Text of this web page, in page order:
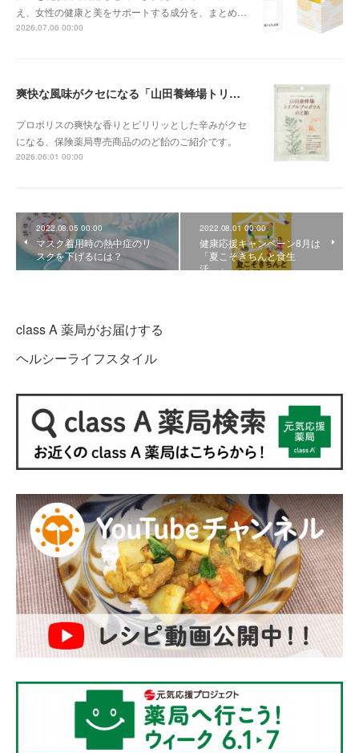
え、女性の健康と美をサポートする成分を、まとめ…
2026.07.06 00:00
爽快な風味がクセになる「山田養蜂場トリプルプロポリスのど飴」
プロポリスの爽快な香りとピリリッとした辛みがクセ
になる、保険薬局専売商品ののど飴のご紹介です。
2026.06.01 00:00
2022.08.05 00:00
マスク着用時の熱中症のリ
スクを下げるには？
2022.08.01 00:00
健康応援キャンペーン8月は
「夏こそきちんと食生
活。」
class A 薬局がお届けする
ヘルシーライフスタイル